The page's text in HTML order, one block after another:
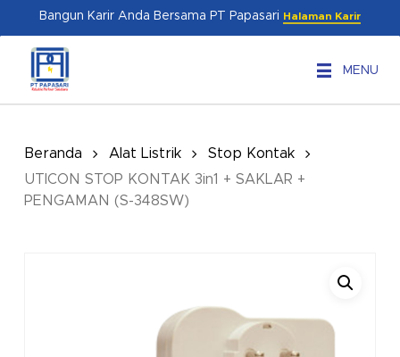
content
Bangun Karir Anda Bersama PT Papasari Halaman Karir
MENU
Beranda Alat Listrik
Stop Kontak
UTICON STOP KONTAK 3in1 + SAKLAR +
PENGAMAN (S-348SW)
Menu